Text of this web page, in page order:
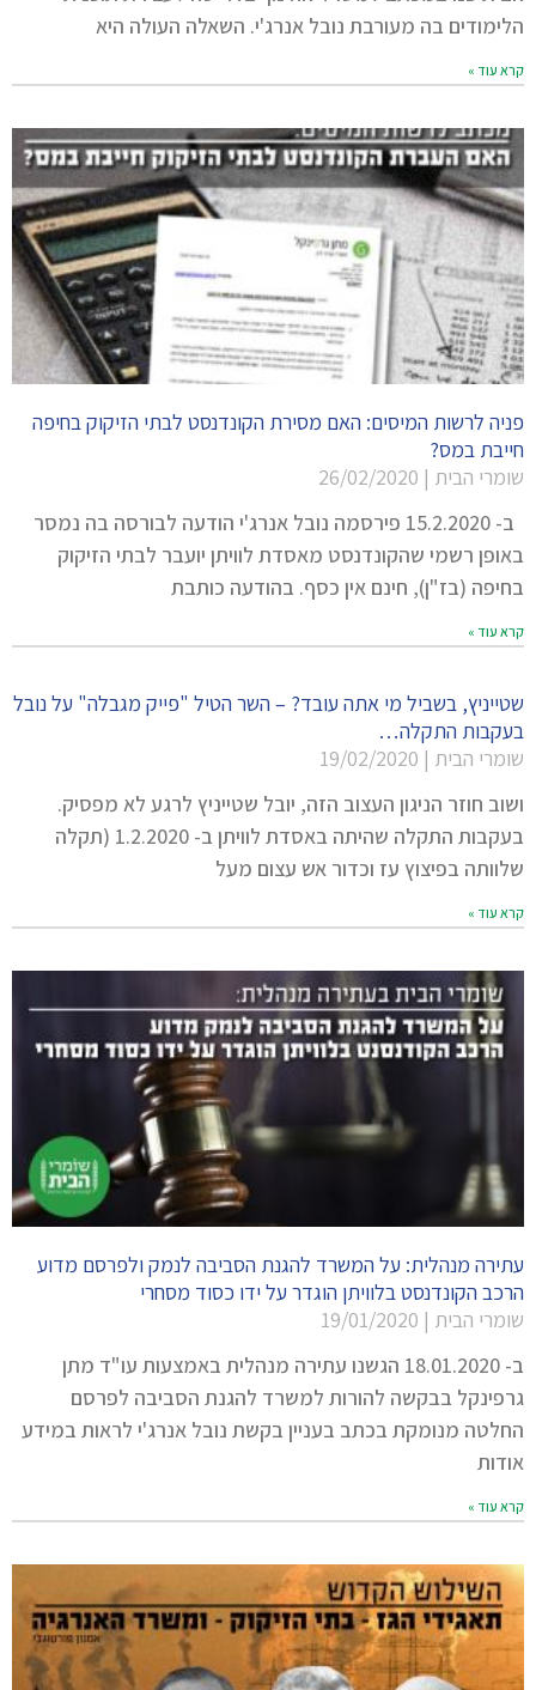
הלימודים בה מעורבת נובל אנרג'י. השאלה העולה היא
קרא עוד »
פניה לרשות המיסים: האם מסירת הקונדנסט לבתי הזיקוק בחיפה
חייבת במס?
שומרי הבית
ב- 15.2.2020 פירסמה נובל אנרג'י הודעה לבורסה בה נמסר
באופן רשמי שהקונדנסט מאסדת לוויתן יועבר לבתי הזיקוק
בחיפה (בז"ן), חינם אין כסף. בהודעה כותבת
קרא עוד »
שטייניץ, בשביל מי אתה עובד? – השר הטיל "פייק מגבלה" על נובל
בעקבות התקלה…
שומרי הבית
ושוב חוזר הניגון העצוב הזה, יובל שטייניץ לרגע לא מפסיק.
בעקבות התקלה שהיתה באסדת לוויתן ב- 1.2.2020 (תקלה
שלוותה בפיצוץ עז וכדור אש עצום מעל
קרא עוד »
עתירה מנהלית: על המשרד להגנת הסביבה לנמק ולפרסם מדוע
הרכב הקונדנסט בלוויתן הוגדר על ידו כסוד מסחרי
שומרי הבית
ב- 18.01.2020 הגשנו עתירה מנהלית באמצעות עו"ד מתן
גרפינקל בבקשה להורות למשרד להגנת הסביבה לפרסם
החלטה מנומקת בכתב בעניין בקשת נובל אנרג'י לראות במידע
אודות
קרא עוד »